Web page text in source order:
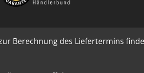
Berechnung des Liefertermins